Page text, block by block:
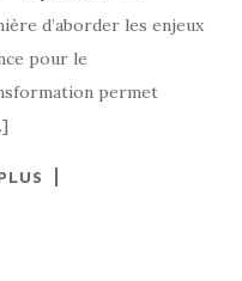
d’aborder les enjeux
pour le
permet